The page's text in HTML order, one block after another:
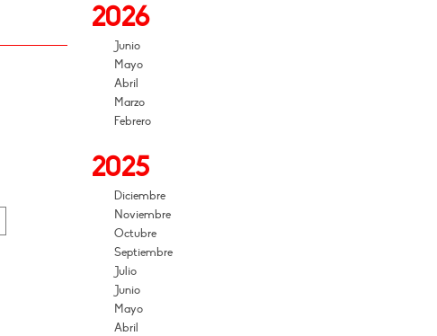
2026
Junio
Mayo
Abril
Marzo
Febrero
2025
Diciembre
Noviembre
Octubre
Septiembre
Julio
Junio
Mayo
Abril